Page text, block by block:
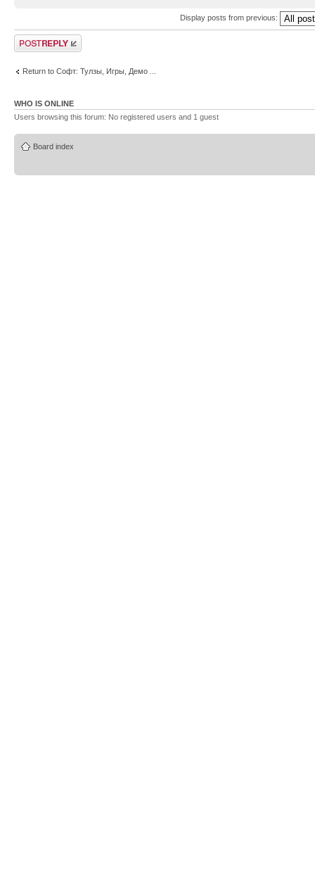
Display posts from previous:
Post a reply
Return to Софт: Тулзы, Игры, Демо ...
WHO IS ONLINE
Users browsing this forum: No registered users and 1 guest
Board index